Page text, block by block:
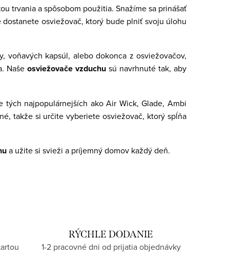
trvania a spôsobom použitia. Snažíme sa prinášať
osviežovač, ktorý bude plniť svoju úlohu
voňavých kapsúl, alebo dokonca z osviežovačov,
Naše osviežovače vzduchusú navrhnuté tak, aby
najpopulárnejších ako Air Wick, Glade, Ambi
takže si určite vyberiete osviežovač, ktorý spĺňa
a užite si svieži a príjemný domov každý deň.
RÝCHLE DODANIE
1-2 pracovné dni od prijatia objednávky